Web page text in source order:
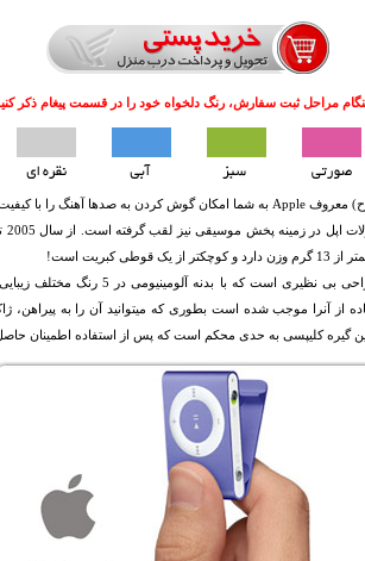
مراحل ثبت سفارش، رنگ دلخواه خود را در قسمت پیغام ذکر
است!
از ویژگی های بارز این مدل از محصولات
از آنرا موجب شده است بطوری که میتوانید آن را به
گیره کلیپسی به حدی محکم است که پس از استفاده اطمینان